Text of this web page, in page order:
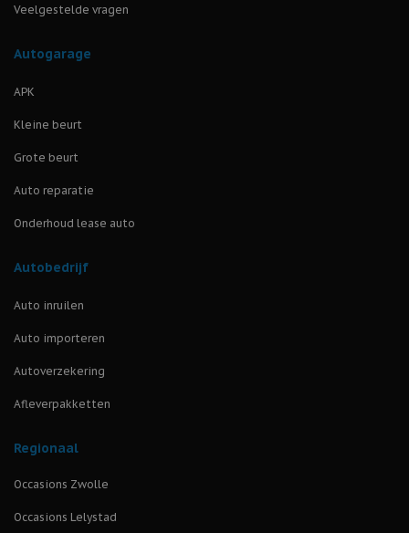
Veelgestelde vragen
Autogarage
APK
Kleine beurt
Grote beurt
Auto reparatie
Onderhoud lease auto
Autobedrijf
Auto inruilen
Auto importeren
Autoverzekering
Afleverpakketten
Regionaal
Occasions Zwolle
Occasions Lelystad